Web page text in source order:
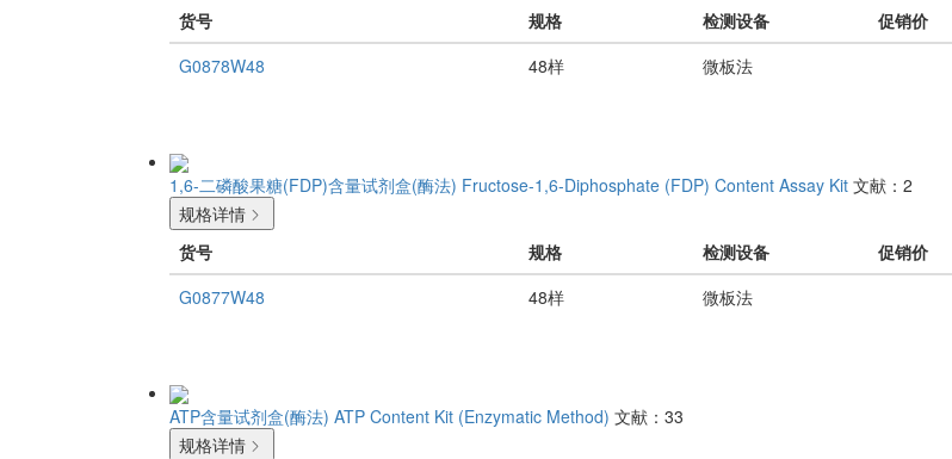
货号
规格 检测设备 促销价
G0878W48
48样 微板法
1,6-二磷酸果糖(FDP)含量试剂盒(酶法) Fructose-1,6-Diphosphate (FDP) Content Assay Kit 文献：2
规格详情
货号
规格 检测设备 促销价
G0877W48
48样 微板法
ATP含量试剂盒(酶法) ATP Content Kit (Enzymatic Method) 文献：33
规格详情